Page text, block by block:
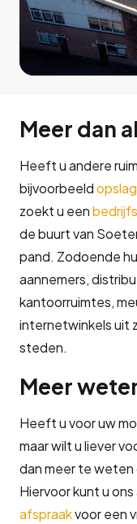
Meer dan
Heeft u andere
bijvoorbeeldopslag
zoekt u een
de buurt van
pand. Zodoende
aannemers,
kantoorruimtes,
internetwinkels uit
steden.
Meer
Heeft u voor uw
maar wilt u liever
dan meer te weten
Hiervoor kunt u
afspraakvoor een